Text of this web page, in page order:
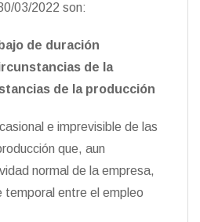
03/2022 son:
de duración
de la
de la producción
e imprevisible de las
que, aun
normal de la empresa,
temporal entre el empleo